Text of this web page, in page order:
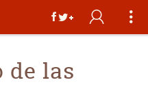
de las